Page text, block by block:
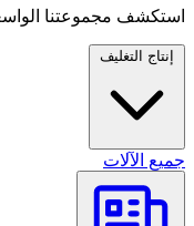
استكشف مجموعتنا
إنتاج التغليف
جميع الآلات